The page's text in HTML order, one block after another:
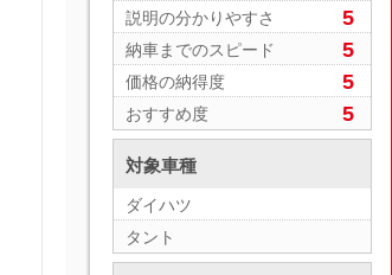
説明の分かりやすさ 5
納車までのスピード 5
価格の納得度 5
おすすめ度 5
対象車種
ダイハツ
タント